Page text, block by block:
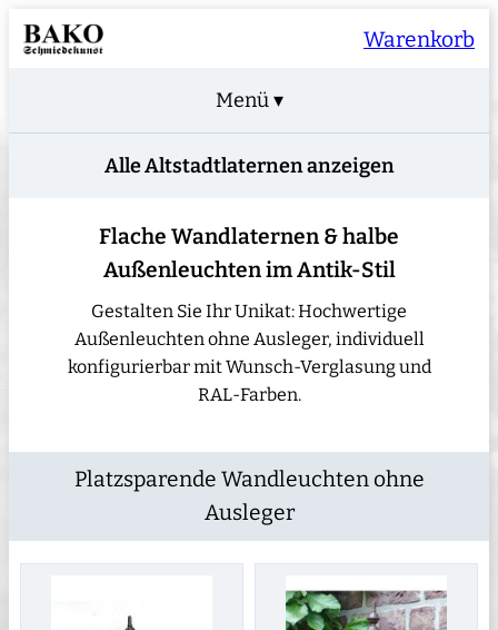
Warenkorb
Menü ▾
Alle Altstadtlaternen anzeigen
Flache Wandlaternen & halbe
Außenleuchten im Antik-Stil
Gestalten Sie Ihr Unikat: Hochwertige
Außenleuchten ohne Ausleger, individuell
konfigurierbar mit Wunsch-Verglasung und
RAL-Farben.
Platzsparende Wandleuchten ohne
Ausleger